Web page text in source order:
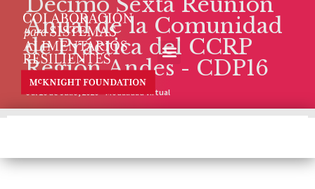
Anual de la Comunidad
de Práctica del CCRP
Región Andes - CDP16
6 al 16 de Julio, 2020 – Modalidad Virtual